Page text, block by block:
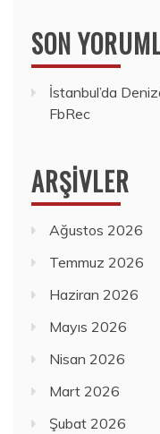
SON
İstanbul’da
FbRec
ARŞIVLER
Ağustos 2026
Temmuz 2026
Haziran 2026
Mayıs 2026
Nisan 2026
Mart 2026
Şubat 2026